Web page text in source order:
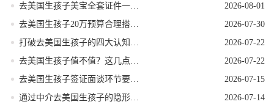
2026-08-01
2026-07-30
2026-07-22
2026-07-22
2026-07-15
2026-07-14